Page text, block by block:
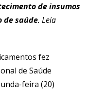
de insumos
de saúde. Leia
fez
de Saúde
feira (20)